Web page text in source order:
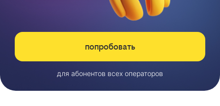
попробовать
для абонентов всех операторов